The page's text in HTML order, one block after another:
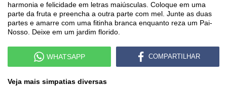
harmonia e felicidade em letras maiúsculas. Coloque em uma
parte da fruta e preencha a outra parte com mel. Junte as duas
partes e amarre com uma fitinha branca enquanto reza um Pai-
Nosso. Deixe em um jardim florido.
WHATSAPP COMPARTILHAR
Veja mais simpatias diversas